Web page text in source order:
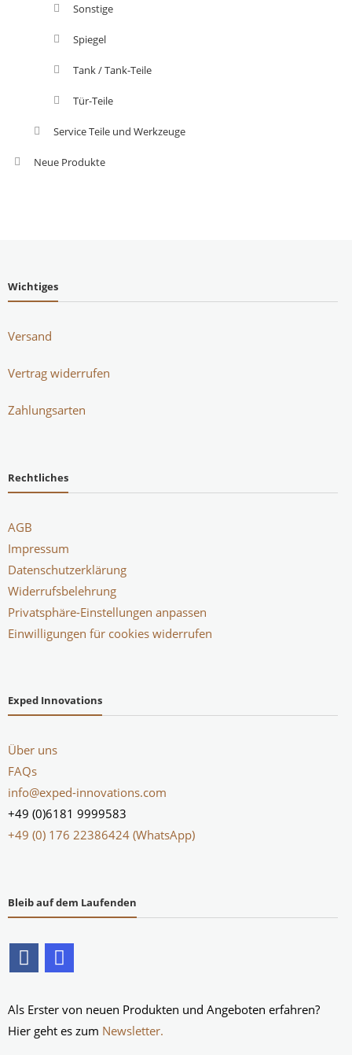
Sonstige
Spiegel
Tank / Tank-Teile
Tür-Teile
Service Teile und Werkzeuge
Neue Produkte
Wichtiges
Versand
Vertrag widerrufen
Zahlungsarten
Rechtliches
AGB
Impressum
Datenschutzerklärung
Widerrufsbelehrung
Privatsphäre-Einstellungen anpassen
Einwilligungen für cookies widerrufen
Exped Innovations
Über uns
FAQs
info@exped-innovations.com
+49 (0)6181 9999583
+49 (0) 176 22386424 (WhatsApp)
Bleib auf dem Laufenden
Als Erster von neuen Produkten und Angeboten erfahren?
Hier geht es zum Newsletter.